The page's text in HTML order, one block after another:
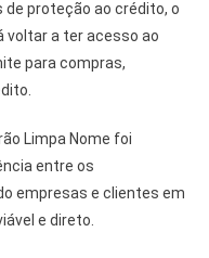
de proteção ao crédito, o
voltar a ter acesso ao
para compras,
Limpa Nome foi
entre os
empresas e clientes em
e direto.